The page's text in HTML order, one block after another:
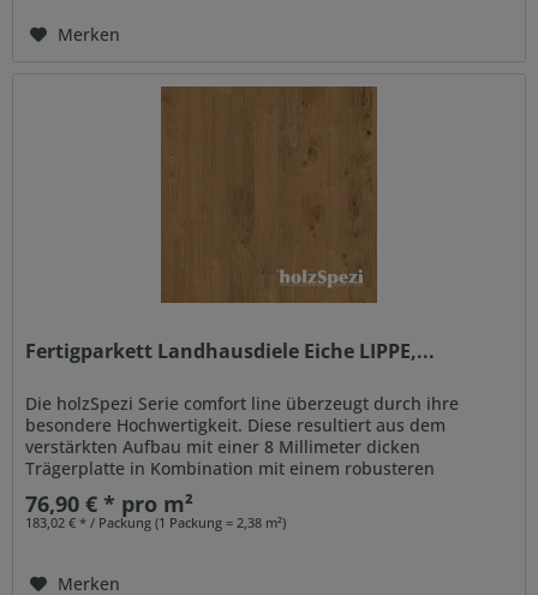
Merken
Fertigparkett Landhausdiele Eiche LIPPE,...
Die holzSpezi Serie comfort line überzeugt durch ihre
besondere Hochwertigkeit. Diese resultiert aus dem
verstärkten Aufbau mit einer 8 Millimeter dicken
Trägerplatte in Kombination mit einem robusteren
Gegenzug. Auch der...
76,90 € * pro m²
183,02 € * / Packung (1 Packung = 2,38 m²)
Merken